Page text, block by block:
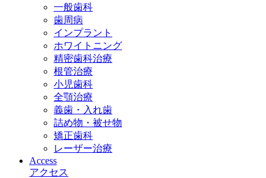
一般歯科
歯周病
インプラント
ホワイトニング
精密歯科治療
根管治療
小児歯科
全顎治療
義歯・入れ歯
詰め物・被せ物
矯正歯科
レーザー治療
Access
アクセス